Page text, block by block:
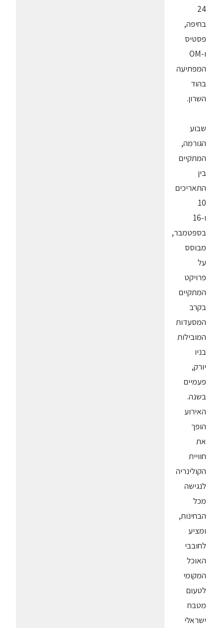
24
בחיפה,
פסטיס
ו-OM
המפתיעה
בהוד
השרון.
שבוע
הגורמה,
המתקיים
בין
התאריכים
10
ו-16
בספטמבר,
מבוסס
על
פרויקט
המתקיים
בקרב
המסעדות
המובילות
בניו
יורק,
פעמיים
בשנה.
האירוע
הופך
את
חוויית
הקולינריה
לנגישה
מכל
הבחינות,
ומציע
לחובבי
האוכל
המקומי
לטעום
מטבח
ישראלי